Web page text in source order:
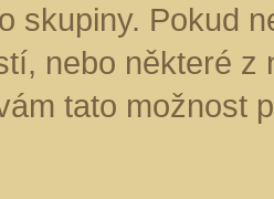
skupiny. Pokud
nebo některé z
tato možnost